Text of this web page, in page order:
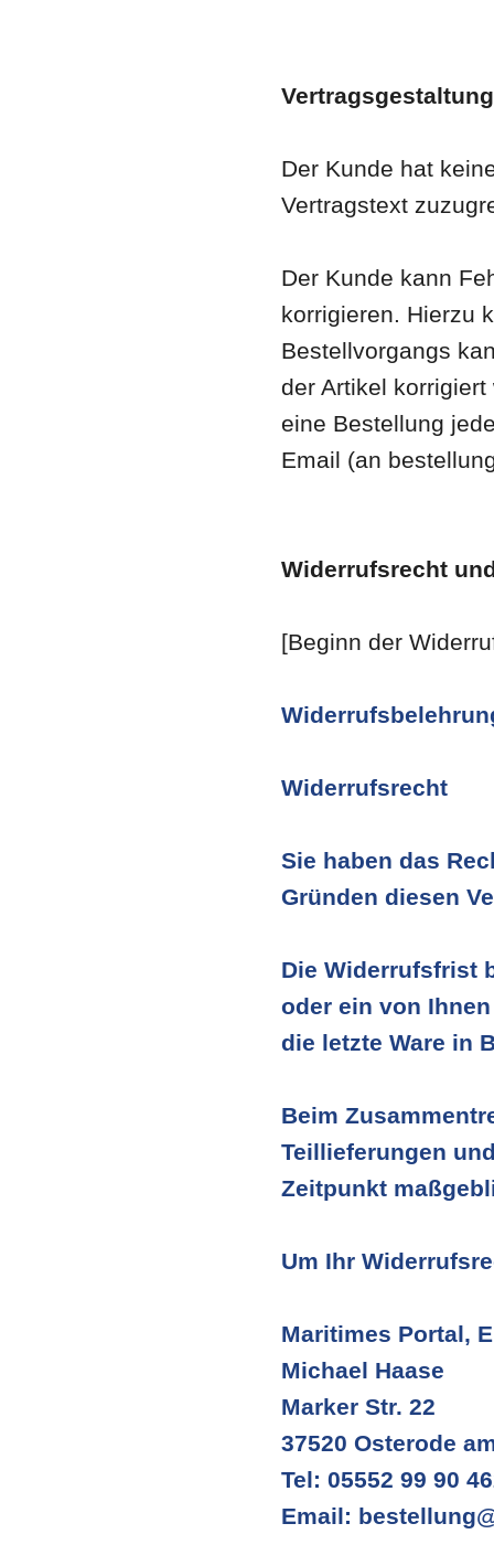
Vertragsgestaltung
Der Kunde hat
Vertragstext
Der Kunde kann
korrigieren. Hierzu
Bestellvorgangs
der Artikel
eine Bestellung
Email (an
Widerrufsrecht
[Beginn der
Widerrufsrecht
Sie haben das
Gründen diesen
Die Widerrufsfrist
oder ein von
die letzte Ware in
Beim
Teillieferungen
Zeitpunkt
Um Ihr
Maritimes Portal,
Michael Haase
Marker Str. 22
37520 Osterode
Tel: 05552 99 90
Email: